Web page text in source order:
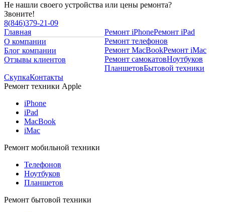
Не нашли своего устройства или цены ремонта?
Звоните!
8(846)379-21-09
Главная
О компании
Блог компании
Отзывы клиентов
Ремонт iPhoneРемонт iPad
Ремонт телефонов
Ремонт MacBookРемонт iMac
Ремонт самокатовНоутбуков
ПланшетовБытовой техники
СкупкаКонтакты
Ремонт техники Apple
iPhone
iPad
MacBook
iMac
Ремонт мобильной техники
Телефонов
Ноутбуков
Планшетов
Ремонт бытовой техники